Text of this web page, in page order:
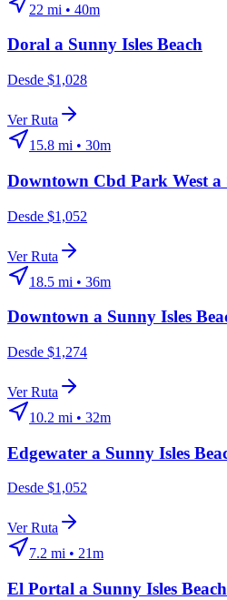
22 mi • 40m
Doral a Sunny Isles Beach
Desde $1,028
Ver Ruta
15.8 mi • 30m
Downtown Cbd Park West a
Desde $1,052
Ver Ruta
18.5 mi • 36m
Downtown a Sunny Isles
Desde $1,274
Ver Ruta
10.2 mi • 32m
Edgewater a Sunny Isles
Desde $1,052
Ver Ruta
7.2 mi • 21m
El Portal a Sunny Isles Beach